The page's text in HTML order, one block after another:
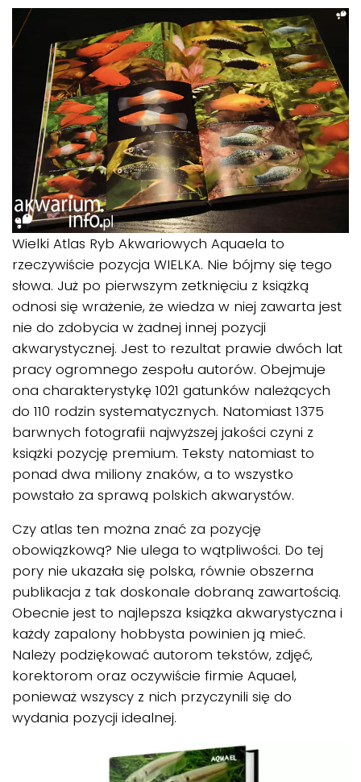
Wielki Atlas Ryb Akwariowych Aquaela to
rzeczywiście pozycja WIELKA. Nie bójmy się tego
słowa. Już po pierwszym zetknięciu z książką
odnosi się wrażenie, że wiedza w niej zawarta jest
nie do zdobycia w żadnej innej pozycji
akwarystycznej. Jest to rezultat prawie dwóch lat
pracy ogromnego zespołu autorów. Obejmuje
ona charakterystykę 1021 gatunków należących
do 110 rodzin systematycznych. Natomiast 1375
barwnych fotografii najwyższej jakości czyni z
książki pozycję premium. Teksty natomiast to
ponad dwa miliony znaków, a to wszystko
powstało za sprawą polskich akwarystów.
Czy atlas ten można znać za pozycję
obowiązkową? Nie ulega to wątpliwości. Do tej
pory nie ukazała się polska, równie obszerna
publikacja z tak doskonale dobraną zawartością.
Obecnie jest to najlepsza książka akwarystyczna i
każdy zapalony hobbysta powinien ją mieć.
Należy podziękować autorom tekstów, zdjęć,
korektorom oraz oczywiście firmie Aquael,
ponieważ wszyscy z nich przyczynili się do
wydania pozycji idealnej.